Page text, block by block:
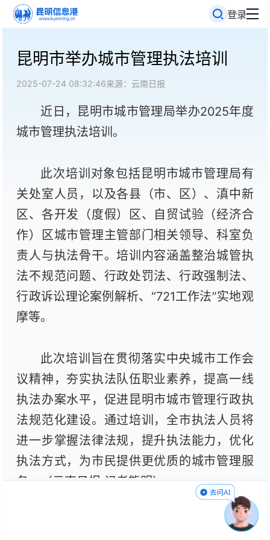
登录
昆明市举办城市管理执法培训
2025-07-24 08:32:46来源：云南日报
近日，昆明市城市管理局举办2025年度
城市管理执法培训。
此次培训对象包括昆明市城市管理局有
关处室人员，以及各县（市、区）、滇中新
区、各开发（度假）区、自贸试验（经济合
作）区城市管理主管部门相关领导、科室负
责人与执法骨干。培训内容涵盖整治城管执
法不规范问题、行政处罚法、行政强制法、
行政诉讼理论案例解析、“721工作法”实地观
摩等。
此次培训旨在贯彻落实中央城市工作会
议精神，夯实执法队伍职业素养，提高一线
执法办案水平，促进昆明市城市管理行政执
法规范化建设。通过培训，全市执法人员将
进一步掌握法律法规，提升执法能力，优化
执法方式，为市民提供更优质的城市管理服
务。
（云南日报 记者熊明）
责任编辑：孙红亮